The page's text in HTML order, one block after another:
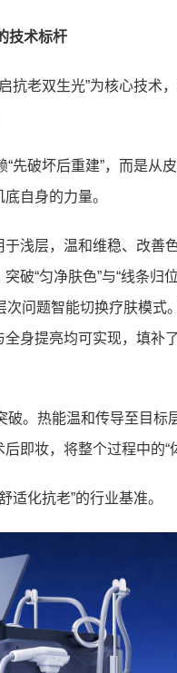
技术标杆
老双生光”为核心技术
破坏后重建”，而是从
自身的力量。
浅层，温和维稳、改善
破“匀净肤色”与“线条归
问题智能切换疗肤模式
身提亮均可实现，填补
。热能温和传导至目标
即妆，将整个过程中的“
适化抗老”的行业基准。